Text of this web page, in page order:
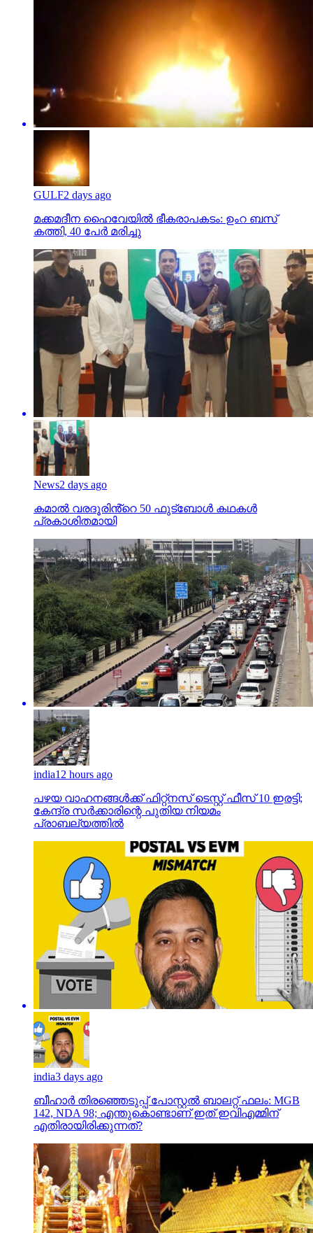
GULF2 days ago
മക്കമദീന ഹൈവേയില്‍ ഭീകരാപകടം: ഉംറ ബസ്
കത്തി, 40 പേര്‍ മരിച്ചു
News2 days ago
കമാൽ വരദൂരിൻ്റെ 50 ഫുട്ബോൾ കഥകൾ
പ്രകാശിതമായി
india12 hours ago
പഴയ വാഹനങ്ങള്‍ക്ക് ഫിറ്റ്‌നസ് ടെസ്റ്റ് ഫീസ് 10 ഇരട്ടി;
കേന്ദ്ര സര്‍ക്കാരിന്റെ പുതിയ നിയമം
പ്രാബല്യത്തില്‍
india3 days ago
ബീഹാർ തിരഞ്ഞെടുപ്പ് പോസ്റ്റൽ ബാലറ്റ് ഫലം: MGB
142, NDA 98; എന്തുകൊണ്ടാണ് ഇത് ഇവിഎമ്മിന്
എതിരായിരിക്കുന്നത്?